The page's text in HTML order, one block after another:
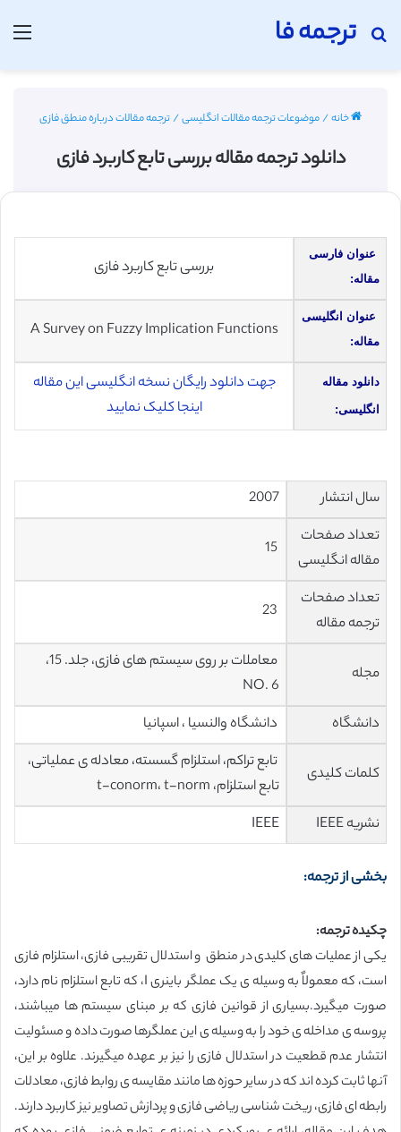
ترجمه فا
جستجو برای
خانه/موضوعات ترجمه مقالات انگلیسی/ترجمه مقالات درباره منطق فازی
دانلود ترجمه مقاله بررسی تابع کاربرد فازی
عنوان فارسی
مقاله:
بررسی تابع کاربرد فازی
عنوان انگلیسی
مقاله:
A Survey on Fuzzy Implication Functions
دانلود مقاله
انگلیسی:
جهت دانلود رایگان نسخه انگلیسی این مقاله
اینجا کلیک نمایید
سال انتشار
2007
تعداد صفحات
مقاله انگلیسی
تعداد صفحات
ترجمه مقاله
مجله
معاملات بر روی سیستم های فازی، جلد. 15،
NO. 6
دانشگاه
دانشگاه والنسیا ، اسپانیا
کلمات کلیدی
تابع تراکم، استلزام گسسته، معادله ی عملیاتی،
تابع استلزام، t-conorm، t-norm
نشریه IEEE
IEEE
بخشی از ترجمه:
چکیده ترجمه:
یکی از عملیات های کلیدی در منطق و استدلال تقریبی فازی، استلزام فازی
است، که معمولاٌ به وسیله ی یک عملگر باینری I، که تابع استلزام نام دارد،
صورت میگیرد.بسیاری از قوانین فازی که بر مبنای سیستم ها میباشند،
پروسه ی مداخله ی خود را به وسیله ی این عملگرها صورت داده و مسئولیت
انتشار عدم قطعیت در استدلال فازی را نیز بر عهده میگیرند. علاوه بر این،
آنها ثابت کرده اند که در سایر حوزه ها مانند مقایسه ی روابط فازی، معادلات
رابطه ای فازی، ریخت شناسی ریاضی فازی و پردازش تصاویر نیز کاربرد دارند.